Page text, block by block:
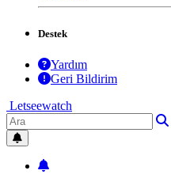
Destek
Yardım
Geri Bildirim
Letseewatch